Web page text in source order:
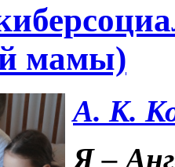
мамы)
А. К.
Я –